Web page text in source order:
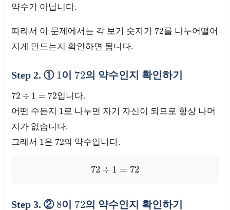
약수가 아닙니다.
따라서 이 문제에서는 각 보기 숫자가 72를 나누어떨어
지게 만드는지 확인하면 됩니다.
Step 2. ① 1 이 72의 약수인지 확인하기
72 =
입니다.
어떤 수든지 1 로 나누면 자기 자신이 되므로 항상 나머
지가 없습니다.
그래서 1 은 72의 약수입니다.
72 =
Step 3. ② 8이 72의 약수인지 확인하기